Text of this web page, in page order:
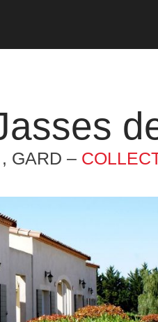
GARD –